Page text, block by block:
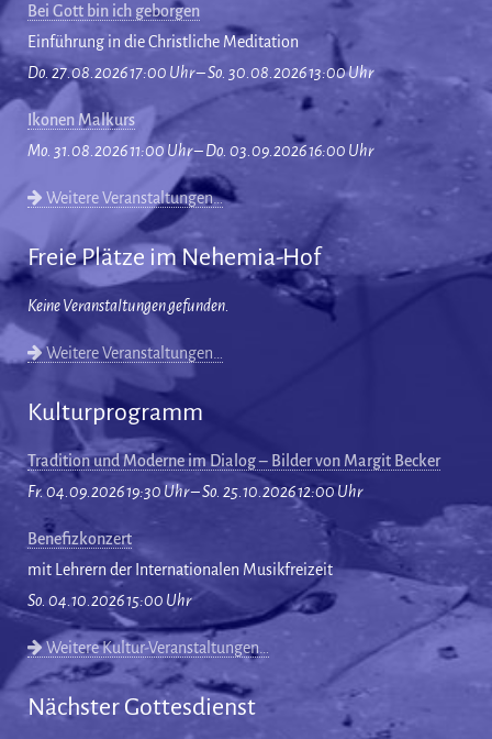
Bei Gott bin ich geborgen
Einführung in die Christliche Meditation
Do. 27.08.2026 17:00 Uhr – So. 30.08.2026 13:00 Uhr
Ikonen Malkurs
Mo. 31.08.2026 11:00 Uhr – Do. 03.09.2026 16:00 Uhr
Weitere Veranstaltungen…
Freie Plätze im Nehemia-Hof
Keine Veranstaltungen gefunden.
Weitere Veranstaltungen…
Kulturprogramm
Tradition und Moderne im Dialog – Bilder von Margit Becker
Fr. 04.09.2026 19:30 Uhr – So. 25.10.2026 12:00 Uhr
Benefizkonzert
mit Lehrern der Internationalen Musikfreizeit
So. 04.10.2026 15:00 Uhr
Weitere Kultur-Veranstaltungen…
Nächster Gottesdienst